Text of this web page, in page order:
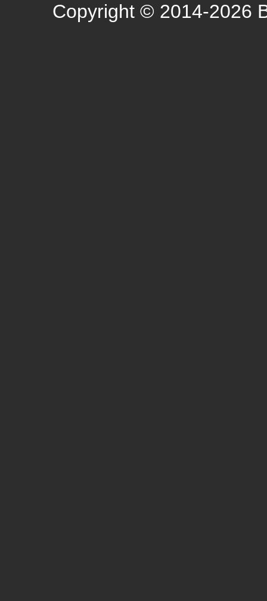
Copyright © 2014-2026